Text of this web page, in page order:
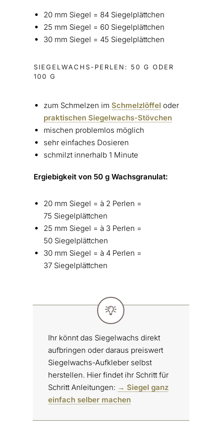
20 mm Siegel = 84 Siegelplättchen
25 mm Siegel = 60 Siegelplättchen
30 mm Siegel = 45 Siegelplättchen
SIEGELWACHS-PERLEN: 50 G ODER
100 G
zum Schmelzen im Schmelzlöffel oder
praktischen Siegelwachs-Stövchen
mischen problemlos möglich
sehr einfaches Dosieren
schmilzt innerhalb 1 Minute
Ergiebigkeit von 50 g Wachsgranulat:
20 mm Siegel = à 2 Perlen =
75 Siegelplättchen
25 mm Siegel = à 3 Perlen =
50 Siegelplättchen
30 mm Siegel = à 4 Perlen =
37 Siegelplättchen
Ihr könnt das Siegelwachs direkt
aufbringen oder daraus preiswert
Siegelwachs-Aufkleber selbst
herstellen. Hier findet ihr Schritt für
Schritt Anleitungen: → Siegel ganz
einfach selber machen